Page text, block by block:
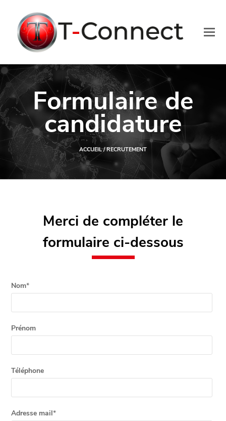
Formulaire de
candidature
ACCUEIL/ RECRUTEMENT
Merci de compléter le
formulaire ci-dessous
Nom*
Prénom
Téléphone
Adresse mail*